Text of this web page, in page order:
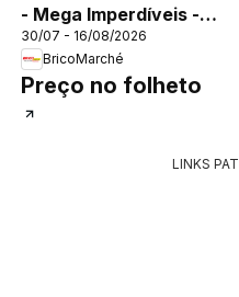
- Mega Imperdíveis -
Caldas da Rainha
30/07 - 16/08/2026
BricoMarché
Preço no folheto
LINKS